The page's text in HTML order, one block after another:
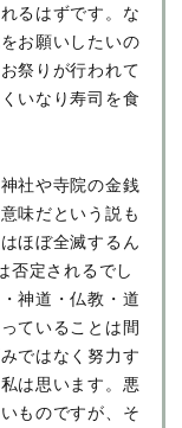
るはずです。な
お願いしたいの
祭りが行われて
いなり寿司を食
社や寺院の金銭
味だという説も
ほぼ全滅するん
否定されるでし
神道・仏教・道
ていることは間
ではなく努力す
は思います。悪
ものですが、そ